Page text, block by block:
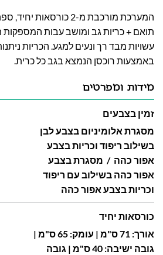
המערכת מורכבת מ-2
תואם + כריות גב ומושב עבות
עשויות מבד רך ונעים למגע. הכריות
באמצעות רוכסן הנמצא בגב כל כרית.
מידות ומפרטים
זמין בצבעים
מסגרת אלומיניום בצבע לבן
בשילוב ריפוד וכריות בצבע
אפור כהה / מסגרת בצבע
אפור כהה בשילוב עם ריפוד
וכריות בצבע אפור כהה
כורסאות יחיד
אורך: 71 ס"מ | עומק: 65 ס"מ |
גובה ישיבה: 40 ס"מ | גובה